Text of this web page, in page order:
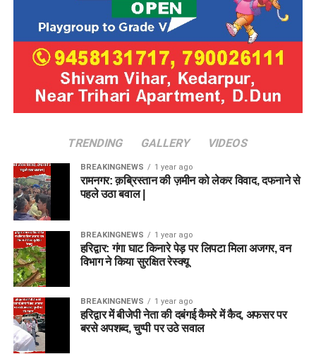
TRENDING GALLERY VIDEOS
BREAKINGNEWS 1 year ago
रामनगर: क़ब्रिस्तान की ज़मीन को लेकर विवाद, दफनाने से
पहले उठा बवाल |
BREAKINGNEWS 1 year ago
हरिद्वार: गंगा घाट किनारे पेड़ पर लिपटा मिला अजगर, वन
विभाग ने किया सुरक्षित रेस्क्यू
BREAKINGNEWS 1 year ago
हरिद्वार में बीजेपी नेता की दबंगई कैमरे में कैद, अफसर पर
बरसे अपशब्द, चुप्पी पर उठे सवाल